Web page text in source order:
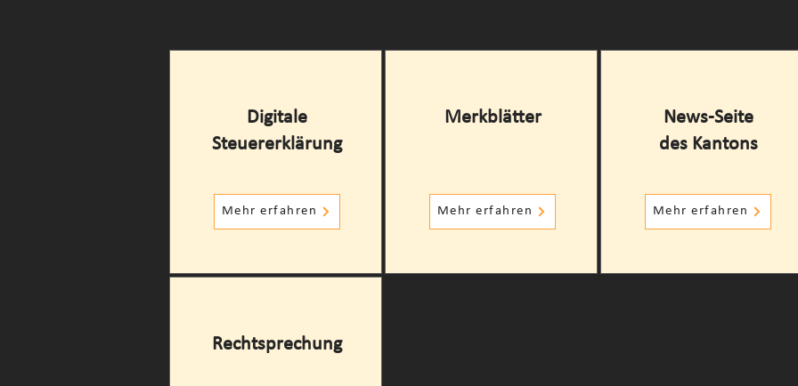
Digitale
Steuererklärung
Mehr erfahren
Rechtsprechung
Merkblätter
Mehr erfahren
News-Seite
des Kantons
Mehr erfahren